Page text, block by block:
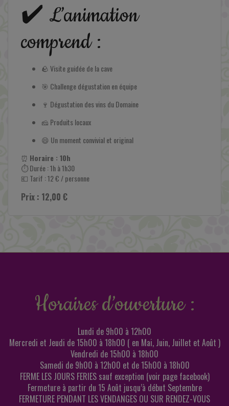
✔️ L’animation
comprend :
🪨 Visite guidée de la cave
🎯 Challenge dégustation en équipe
🍷 Dégustation des vins du Domaine
🧀 Produits locaux
😄 Un moment convivial et original
⏰ Horaire : 10h
⏱ Durée : 1h à 1h30
💶 Tarif : 12 € / personne
Prix : 12,00 €
Horaires d’ouverture :
Lundi de 9h00 à 12h00
Mercredi et Jeudi de 15h00 à 18h00 ( en Mai, Juin, Juillet et Août )
Vendredi de 15h00 à 18h00
Samedi de 9h00 à 12h00 et de 15h00 à 18h00
FERME LES JOURS FERIES sauf exception (voir page facebook)
Fermeture à partir du 15 Août jusqu’à début Septembre
FERMETURE PENDANT LES VENDANGES OU SUR RENDEZ-VOUS